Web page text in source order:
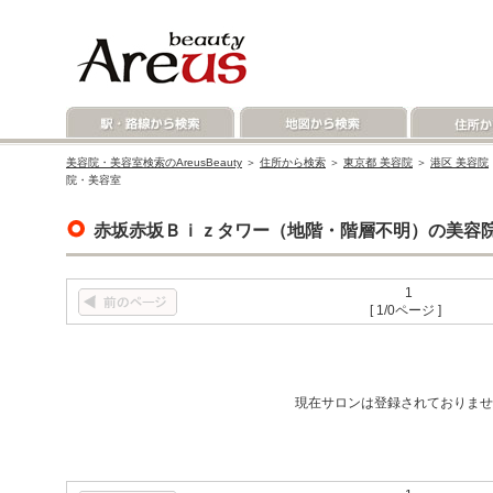
美容院・美容室検索のAreusBeauty ＞ 住所から検索 ＞ 東京都 美容院 ＞ 港区 美容院
院・美容室
赤坂赤坂Ｂｉｚタワー（地階・階層不明）の美容
1
[ 1/0ページ ]
現在サロンは登録されておりま